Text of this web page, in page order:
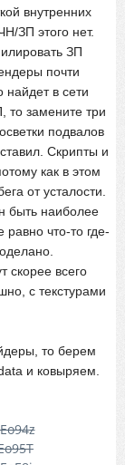
внутренних
ЗП этого нет.
ЗП
почти
в сети
то замените три
подвалов
Скрипты и
как в этом
от усталости.
быть наиболее
что-то где-
скорее всего
с текстурами
то берем
и ковыряем.